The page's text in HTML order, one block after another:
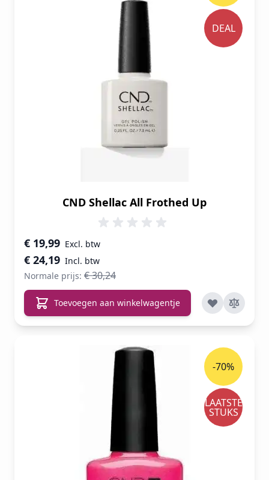
CND Shellac All Frothed Up
Speciale prijs
€ 24,19
€ 19,99
Normale prijs: € 30,24
DEAL
Toevoegen aan winkelwagentje
-70%
LAATSTE
STUKS